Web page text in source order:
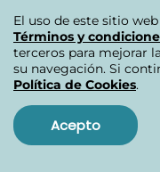
El uso de este sitio
Términos y
terceros para mejorar
su navegación. Si
Política de Cookies.
Acepto